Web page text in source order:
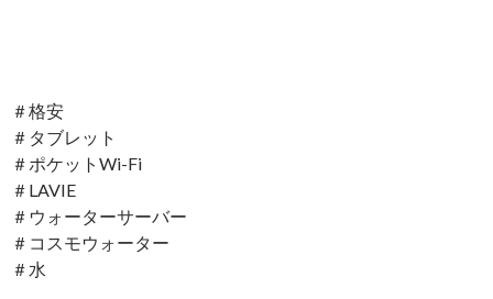
＃格安
＃タブレット
＃ポケットWi-Fi
＃LAVIE
＃ウォーターサーバー
＃コスモウォーター
＃水